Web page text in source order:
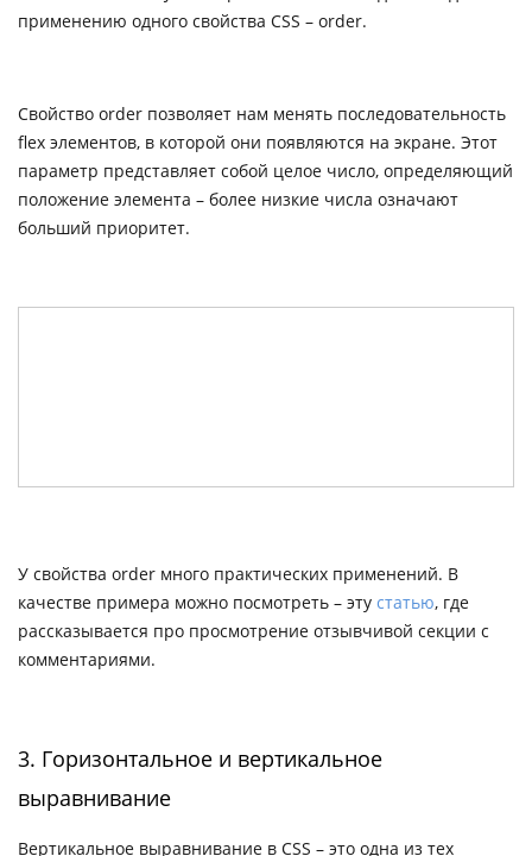
применению одного свойства CSS – order.
Свойство order позволяет нам менять последовательность
flex элементов, в которой они появляются на экране. Этот
параметр представляет собой целое число, определяющий
положение элемента – более низкие числа означают
больший приоритет.
У свойства order много практических применений. В
качестве примера можно посмотреть – эту статью, где
рассказывается про просмотрение отзывчивой секции с
комментариями.
3. Горизонтальное и вертикальное
выравнивание
Вертикальное выравнивание в CSS – это одна из тех